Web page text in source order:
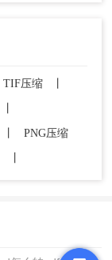
TIF压缩
PNG压缩